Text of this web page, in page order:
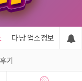
다낭 업소정보 우리
기